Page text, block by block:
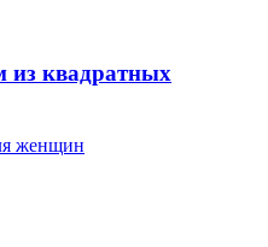
квадратных
женщин